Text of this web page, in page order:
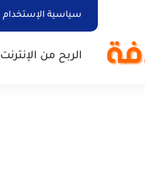
سياسية الإستخدام
الربح من الإنترنت